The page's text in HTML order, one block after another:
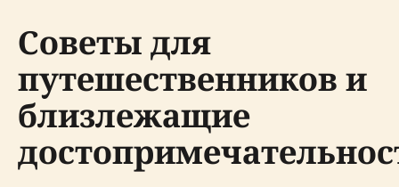
Советы для
путешественников и
близлежащие